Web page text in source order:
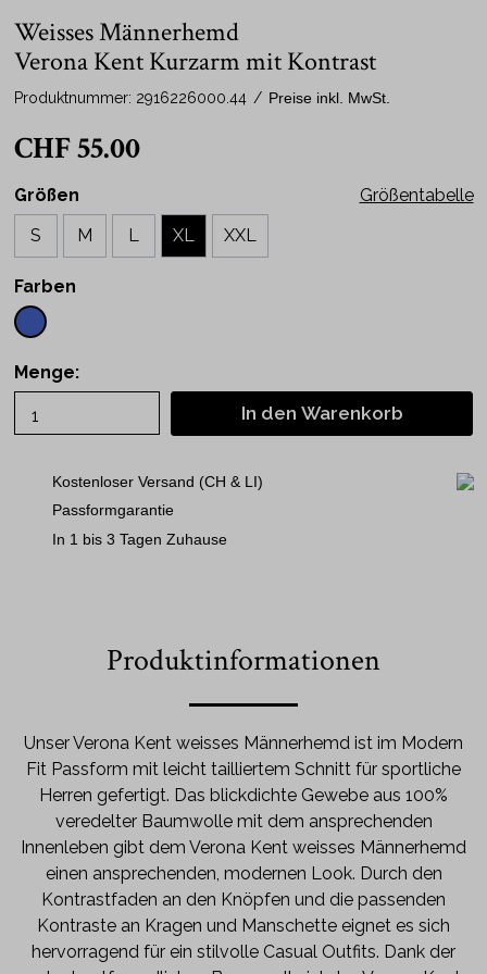
Weisses Männerhemd
Verona Kent Kurzarm mit Kontrast
Produktnummer: 2916226000.44 / Preise inkl. MwSt.
CHF 55.00
Größentabelle
Größen
L
M
S XL XXL
Farben
Menge:
In den Warenkorb
Kostenloser Versand (CH & LI)
Passformgarantie
In 1 bis 3 Tagen Zuhause
Produktinformationen
Unser Verona Kent weisses Männerhemd ist im Modern
Fit Passform mit leicht tailliertem Schnitt für sportliche
Herren gefertigt. Das blickdichte Gewebe aus 100%
veredelter Baumwolle mit dem ansprechenden
Innenleben gibt dem Verona Kent weisses Männerhemd
einen ansprechenden, modernen Look. Durch den
Kontrastfaden an den Knöpfen und die passenden
Kontraste an Kragen und Manschette eignet es sich
hervorragend für ein stilvolle Casual Outfits. Dank der